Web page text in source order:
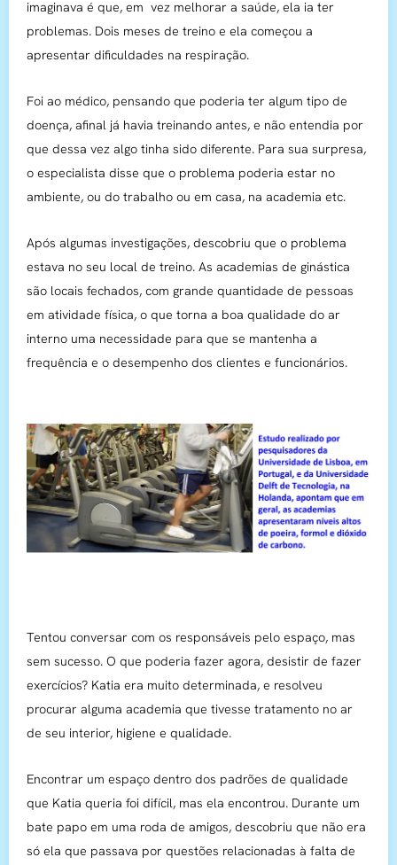
imaginava é que, em vez melhorar a saúde, ela ia ter
problemas. Dois meses de treino e ela começou a
apresentar dificuldades na respiração.
Foi ao médico, pensando que poderia ter algum tipo de
doença, afinal já havia treinando antes, e não entendia por
que dessa vez algo tinha sido diferente. Para sua surpresa,
o especialista disse que o problema poderia estar no
ambiente, ou do trabalho ou em casa, na academia etc.
Após algumas investigações, descobriu que o problema
estava no seu local de treino. As academias de ginástica
são locais fechados, com grande quantidade de pessoas
em atividade física, o que torna a boa qualidade do ar
interno uma necessidade para que se mantenha a
frequência e o desempenho dos clientes e funcionários.
Tentou conversar com os responsáveis pelo espaço, mas
sem sucesso. O que poderia fazer agora, desistir de fazer
exercícios? Katia era muito determinada, e resolveu
procurar alguma academia que tivesse tratamento no ar
de seu interior, higiene e qualidade.
Encontrar um espaço dentro dos padrões de qualidade
que Katia queria foi difícil, mas ela encontrou. Durante um
bate papo em uma roda de amigos, descobriu que não era
só ela que passava por questões relacionadas à falta de